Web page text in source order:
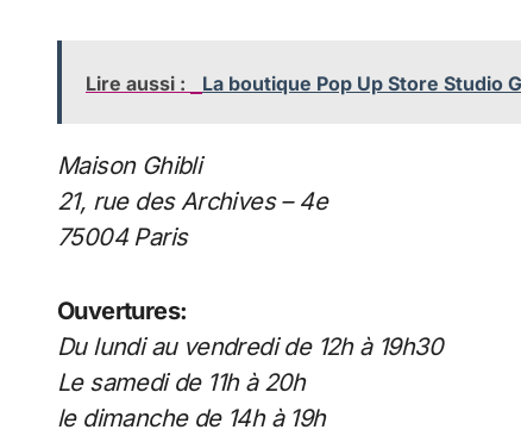
Lire aussi : La boutique Pop Up Store Studio
Maison Ghibli
21, rue des Archives – 4e
75004 Paris
Ouvertures:
Du lundi au vendredi de 12h à 19h30
Le samedi de 11h à 20h
le dimanche de 14h à 19h